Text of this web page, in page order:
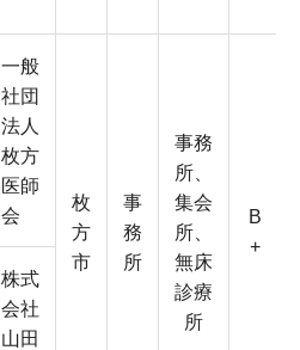
一般
社団
法人
枚方
医師
会
枚
方
市
事
務
所
事務
所、
集会
所、
無床
診療
所
B
+
株式
会社
山田